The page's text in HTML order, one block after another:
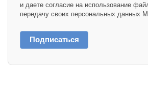
и даете согласие на использование
передачу своих персональных данных
Подписаться